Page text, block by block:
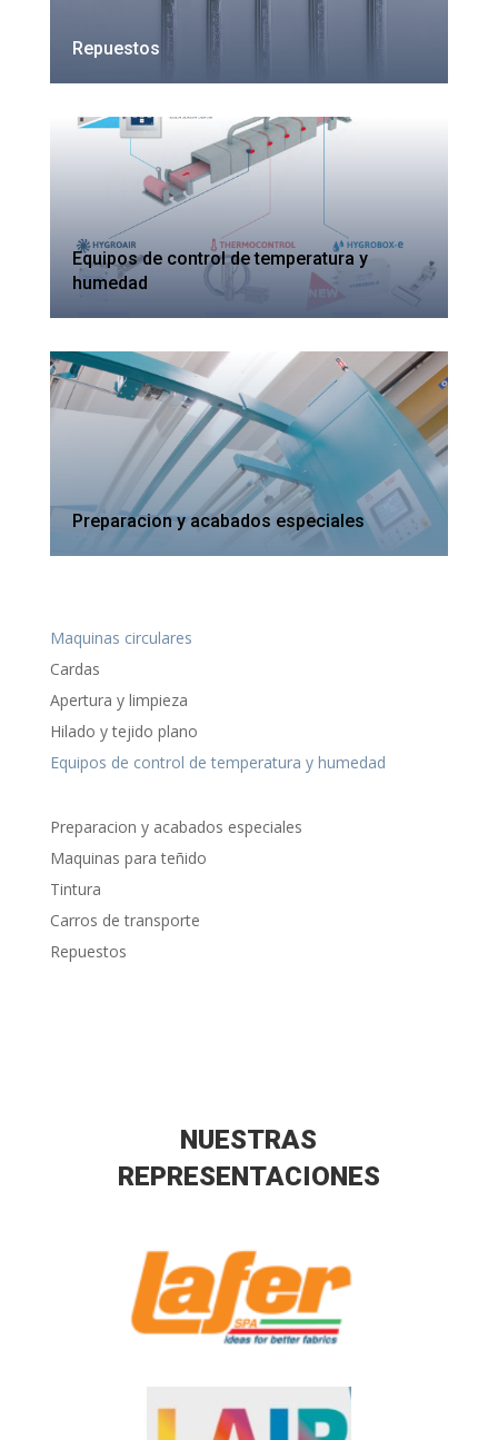
Repuestos
Equipos de control de temperatura y
humedad
Preparacion y acabados especiales
Maquinas circulares
Cardas
Apertura y limpieza
Hilado y tejido plano
Equipos de control de temperatura y humedad
Preparacion y acabados especiales
Maquinas para teñido
Tintura
Carros de transporte
Repuestos
NUESTRAS
REPRESENTACIONES